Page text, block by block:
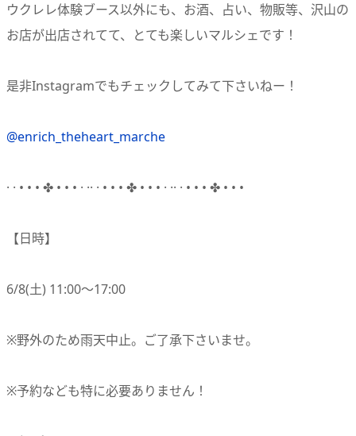
ウクレレ体験ブース以外にも、お酒、占い、物販等、沢山の
お店が出店されてて、とても楽しいマルシェです！
是非Instagramでもチェックしてみて下さいねー！
@enrich_theheart_marche
· · • • • ✤ • • • · ·· · • • • ✤ • • • · ·· · • • • ✤ • • •
【日時】
6/8(土) 11:00〜17:00
※野外のため雨天中止。ご了承下さいませ。
※予約なども特に必要ありません！